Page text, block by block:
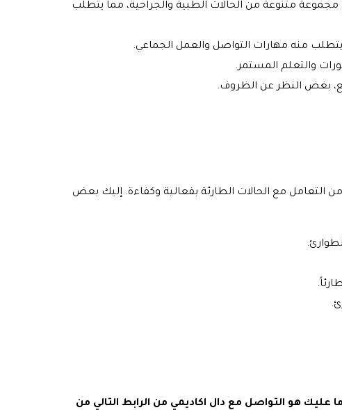
متنوعة من الحالات الطبية والجراحية، مما يتطلب
منه مهارات التواصل والعمل الجماعي.
والتعلم المستمر.
بغض النظر عن الظروف.
التعامل مع الحالات الطارئة بفعالية وكفاءة. إليك بعض
هو التواصل مع دال اكاديمي من الرابط التالي من